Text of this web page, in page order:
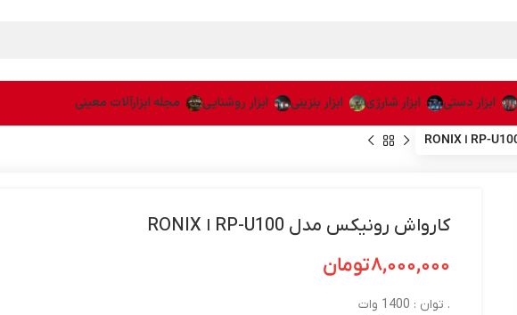
ابزار دستی ابزار شارژی ابزار بنزینی ابزار روشنایی مجله ابزارآلات معینی
کارواش رونیکس مدل RP-U100 ا RONIX
۸,۰۰۰,۰۰۰تومان
. توان : 1400 وات